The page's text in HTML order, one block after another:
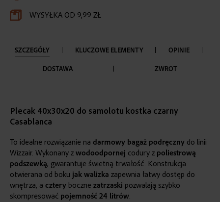
WYSYŁKA OD 9,99 ZŁ
SZCZEGÓŁY KLUCZOWE ELEMENTY OPINIE
DOSTAWA ZWROT
Plecak 40x30x20 do samolotu kostka czarny
Casablanca
To idealne rozwiązanie na darmowy bagaż podręczny do linii
Wizzair. Wykonany z wodoodpornej codury z poliestrową
podszewką, gwarantuje świetną trwałość. Konstrukcja
otwierana od boku jak walizka zapewnia łatwy dostęp do
wnętrza, a cztery boczne zatrzaski pozwalają szybko
skompresować pojemność 24 litrów.